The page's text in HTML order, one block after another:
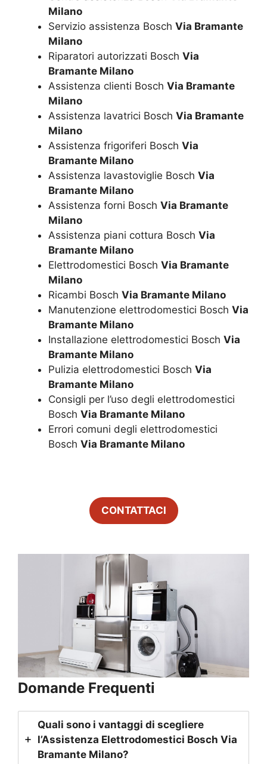
Milano
Servizio assistenza Bosch Via Bramante
Milano
Riparatori autorizzati Bosch Via
Bramante Milano
Assistenza clienti Bosch Via Bramante
Milano
Assistenza lavatrici Bosch Via Bramante
Milano
Assistenza frigoriferi Bosch Via
Bramante Milano
Assistenza lavastoviglie Bosch Via
Bramante Milano
Assistenza forni Bosch Via Bramante
Milano
Assistenza piani cottura Bosch Via
Bramante Milano
Elettrodomestici Bosch Via Bramante
Milano
Ricambi Bosch Via Bramante Milano
Manutenzione elettrodomestici Bosch Via
Bramante Milano
Installazione elettrodomestici Bosch Via
Bramante Milano
Pulizia elettrodomestici Bosch Via
Bramante Milano
Consigli per l’uso degli elettrodomestici
Bosch Via Bramante Milano
Errori comuni degli elettrodomestici
Bosch Via Bramante Milano
CONTATTACI
Domande Frequenti
Quali sono i vantaggi di scegliere
l’Assistenza Elettrodomestici Bosch Via
Bramante Milano?